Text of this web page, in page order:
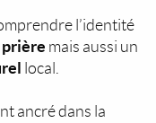
l’identité
prière mais aussi un
local.
ancré dans la